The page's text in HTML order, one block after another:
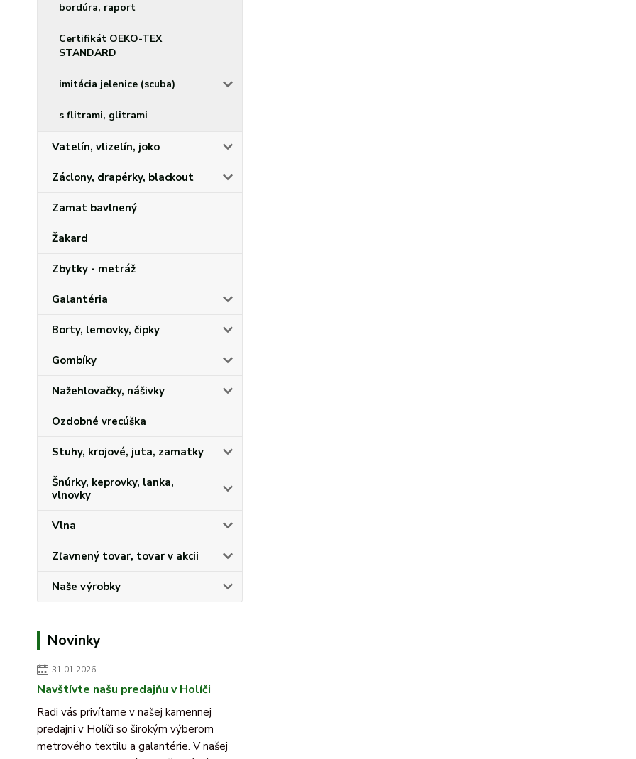
bordúra, raport
Certifikát OEKO-TEX
STANDARD
imitácia jelenice (scuba)
s flitrami, glitrami
Vatelín, vlizelín, joko
Záclony, drapérky, blackout
Zamat bavlnený
Žakard
Zbytky - metráž
Galantéria
Borty, lemovky, čipky
Gombíky
Nažehlovačky, nášivky
Ozdobné vrecúška
Stuhy, krojové, juta, zamatky
Šnúrky, keprovky, lanka,
vlnovky
Vlna
Zľavnený tovar, tovar v akcii
Naše výrobky
Novinky
31.01.2026
Navštívte našu predajňu v Holíči
Radi vás privítame v našej kamennej
predajni v Holíči so širokým výberom
metrového textilu a galantérie. V našej